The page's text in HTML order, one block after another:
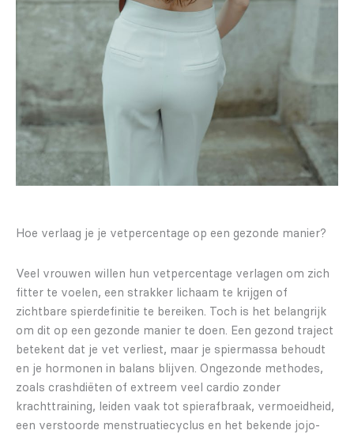
Hoe verlaag je je vetpercentage op een gezonde manier?
Veel vrouwen willen hun vetpercentage verlagen om zich
fitter te voelen, een strakker lichaam te krijgen of
zichtbare spierdefinitie te bereiken. Toch is het belangrijk
om dit op een gezonde manier te doen. Een gezond traject
betekent dat je vet verliest, maar je spiermassa behoudt
en je hormonen in balans blijven. Ongezonde methodes,
zoals crashdiëten of extreem veel cardio zonder
krachttraining, leiden vaak tot spierafbraak, vermoeidheid,
een verstoorde menstruatiecyclus en het bekende jojo-